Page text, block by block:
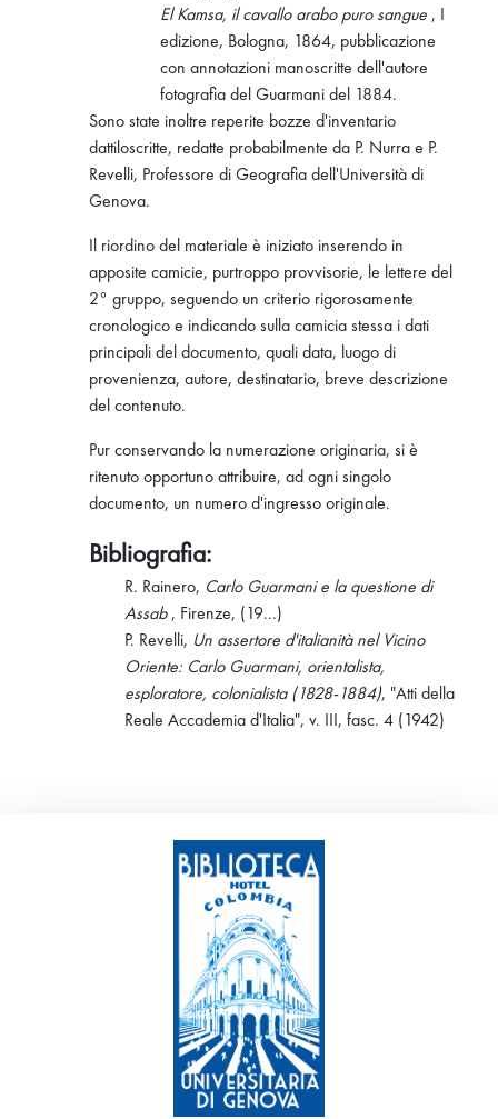
El Kamsa, il cavallo arabo puro sangue , I
edizione, Bologna, 1864, pubblicazione
con annotazioni manoscritte dell'autore
fotografia del Guarmani del 1884.
Sono state inoltre reperite bozze d'inventario
dattiloscritte, redatte probabilmente da P. Nurra e P.
Revelli, Professore di Geografia dell'Università di
Genova.
Il riordino del materiale è iniziato inserendo in
apposite camicie, purtroppo provvisorie, le lettere del
2° gruppo, seguendo un criterio rigorosamente
cronologico e indicando sulla camicia stessa i dati
principali del documento, quali data, luogo di
provenienza, autore, destinatario, breve descrizione
del contenuto.
Pur conservando la numerazione originaria, si è
ritenuto opportuno attribuire, ad ogni singolo
documento, un numero d'ingresso originale.
Bibliografia:
R. Rainero, Carlo Guarmani e la questione di
Assab, Firenze, (19...)
P. Revelli, Un assertore d'italianità nel Vicino
Oriente: Carlo Guarmani, orientalista,
esploratore, colonialista (1828-1884), "Atti della
Reale Accademia d'Italia", v. III, fasc. 4 (1942)